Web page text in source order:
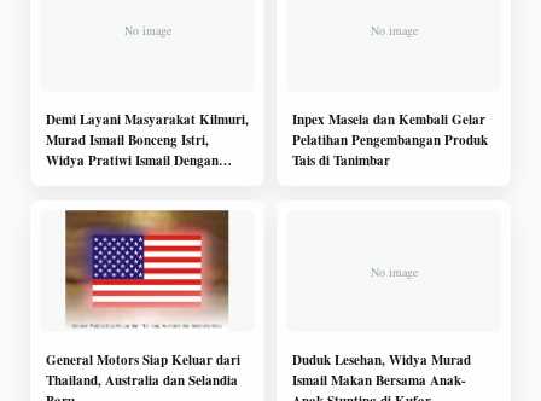
Demi Layani Masyarakat Kilmuri,
Murad Ismail Bonceng Istri,
Widya Pratiwi Ismail Dengan
Inpex Masela dan Kembali Gelar
Pelatihan Pengembangan Produk
Tais di Tanimbar
General Motors Siap Keluar dari
Thailand, Australia dan Selandia
Duduk Lesehan, Widya Murad
Ismail Makan Bersama Anak-